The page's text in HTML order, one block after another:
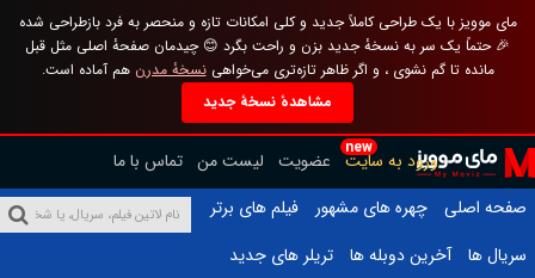
مای موویز با یک طراحی کاملاً جدید و کلی امکانات تازه و منحصر به فرد بازطراحی شده
🎉 حتماً یک سر به نسخهٔ جدید بزن و راحت بگرد 😊 چیدمان صفحهٔ اصلی مثل قبل
مانده تا گم نشوی ، و اگر ظاهر تازه‌تری می‌خواهینسخهٔ مدرن هم آماده است.
مشاهدهٔ نسخهٔ جدید
new
ورود به سایت عضویت لیست من تماس با ما
صفحه اصلی
چهره های مشهور
فیلم های برتر
سریال ها
آخرین دوبله ها تریلر های جدید